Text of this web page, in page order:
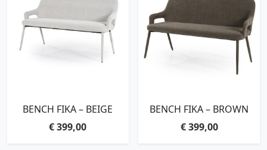
BENCH FIKA – BEIGE
€399,00
BENCH FIKA – BROWN
€399,00